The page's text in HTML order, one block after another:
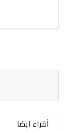
أقراء ايضا